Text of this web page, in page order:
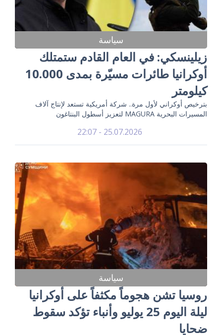
سياسة
زيلينسكي: في العام القادم ستمتلك
أوكرانيا طائرات مسيّرة بمدى 10.000
كيلومتر
بترخيص أوكراني لأول مرة.. شركة أمريكية تستعد لإنتاج آلاف
المسيرات البحرية MAGURA لتعزيز أسطول البنتاغون
25.07.2026 - 22:07
سياسة
روسيا تشن هجوماً مكثفاً على أوكرانيا
ليلة اليوم 25 يوليو وأنباء تؤكد سقوط
ضحايا